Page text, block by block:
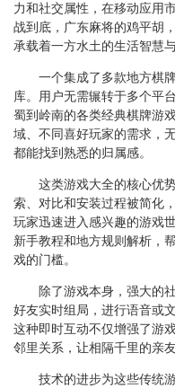
力和社交属性，在移动应用
战到底，广东麻将的鸡平胡
承载着一方水土的生活智慧
一个集成了多款地方棋
库。用户无需辗转于多个平
蜀到岭南的各类经典棋牌游
域、不同喜好玩家的需求，
都能找到熟悉的归属感。
这类游戏大全的核心优
索、对比和安装过程被简化
玩家迅速进入感兴趣的游戏
新手教程和地方规则解析，
戏的门槛。
除了游戏本身，强大的
好友实时组局，进行语音或
这种即时互动不仅增强了游
邻里关系，让相隔千里的亲友
技术的进步为这些传统